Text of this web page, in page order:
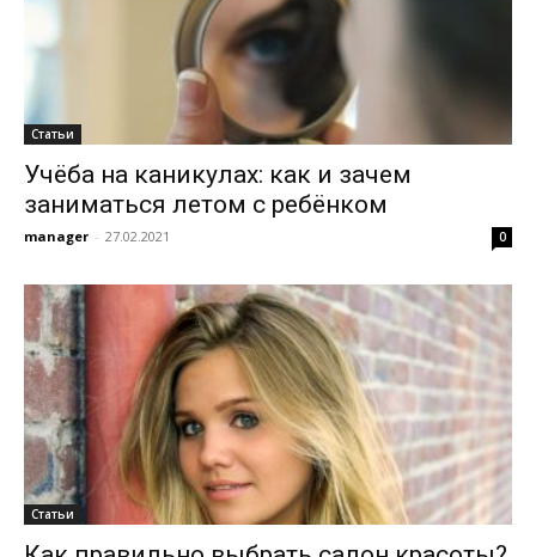
Статьи
Учёба на каникулах: как и зачем
заниматься летом с ребёнком
manager - 27.02.2021 0
Статьи